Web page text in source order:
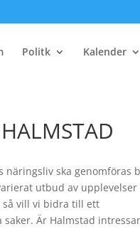
Politk Kalender
näringsliv ska genomföras
utbud av
så vill vi bidra till ett
Är Halmstad